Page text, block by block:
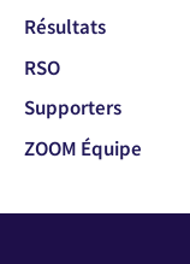
Résultats
RSO
Supporters
ZOOM Équipe